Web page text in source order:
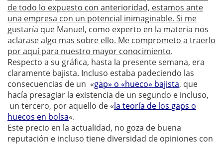
de todo lo expuesto con anterioridad, estamos ante
una empresa con un potencial inimaginable. Si me
gustaría que Manuel, como experto en la materia nos
aclarase algo mas sobre ello. Me comprometo a traerlo
por aquí para nuestro mayor conocimiento.
Respecto a su gráfica, hasta la presente semana, era
claramente bajista. Incluso estaba padeciendo las
consecuencias de un «gap» o «hueco» bajista, que
hacía presagiar la existencia de un segundo e incluso,
un tercero, por aquello de «la teoría de los gaps o
huecos en bolsa«.
Este precio en la actualidad, no goza de buena
reputación e incluso tiene diversidad de opiniones con